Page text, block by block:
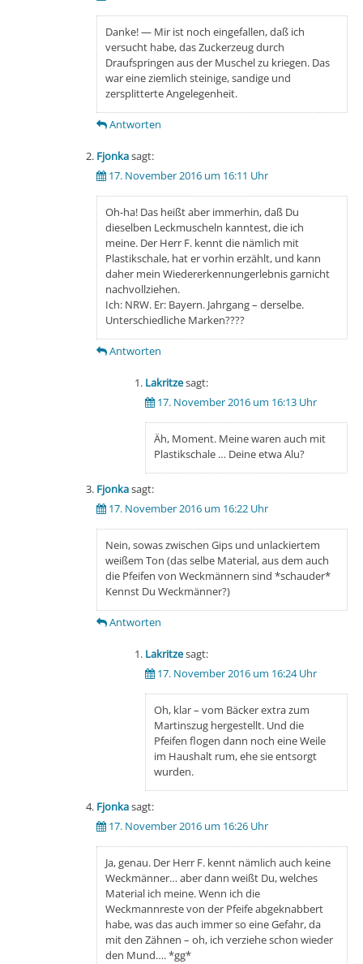
Danke! — Mir ist noch eingefallen, daß ich
versucht habe, das Zuckerzeug durch
Draufspringen aus der Muschel zu kriegen. Das
war eine ziemlich steinige, sandige und
zersplitterte Angelegenheit.
Antworten
Fjonkasagt:
17. November 2016 um 16:11 Uhr
Oh-ha! Das heißt aber immerhin, daß Du
dieselben Leckmuscheln kanntest, die ich
meine. Der Herr F. kennt die nämlich mit
Plastikschale, hat er vorhin erzählt, und kann
daher mein Wiedererkennungerlebnis garnicht
nachvollziehen.
Ich: NRW. Er: Bayern. Jahrgang – derselbe.
Unterschiedliche Marken????
Antworten
Lakritzesagt:
17. November 2016 um 16:13 Uhr
Äh, Moment. Meine waren auch mit
Plastikschale … Deine etwa Alu?
Fjonkasagt:
17. November 2016 um 16:22 Uhr
Nein, sowas zwischen Gips und unlackiertem
weißem Ton (das selbe Material, aus dem auch
die Pfeifen von Weckmännern sind *schauder*
Kennst Du Weckmänner?)
Antworten
Lakritzesagt:
17. November 2016 um 16:24 Uhr
Oh, klar – vom Bäcker extra zum
Martinszug hergestellt. Und die
Pfeifen flogen dann noch eine Weile
im Haushalt rum, ehe sie entsorgt
wurden.
Fjonkasagt:
17. November 2016 um 16:26 Uhr
Ja, genau. Der Herr F. kennt nämlich auch keine
Weckmänner… aber dann weißt Du, welches
Material ich meine. Wenn ich die
Weckmannreste von der Pfeife abgeknabbert
habe, was das auch immer so eine Gefahr, da
mit den Zähnen – oh, ich verziehe schon wieder
den Mund…. *gg*